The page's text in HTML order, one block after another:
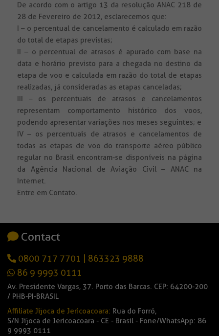
De acordo com o artigo 13 da resolução ANAC 218 de
28 de Fevereiro de 2012, esclarecemos que:
I – o percentual de cancelamento é calculado em razão
do total de etapas previstas;
II – o percentual de atrasos é apurado com base na
data e horário previsto para a chegada no destino da
etapa de voo e calculada em razão do total de etapas
realizadas, já consideradas as etapas canceladas;
III – os percentuais de atrasos e cancelamentos
representam comportamento histórico dos voos,
podendo apresentar variações nos meses seguintes; e
IV – os percentuais de atrasos e cancelamentos de
todas as etapas de voo do transporte aéreo público
regular no Brasil encontram-se disponíveis na página
da Agência Nacional de Aviação Civil – ANAC na
Internet.
Entre em Contato.
Contact
0800 717 7701
863323 9888
86 9 9993 0111
Av. Presidente Vargas, 37. Porto das Barcas. CEP: 64200-200
/ PHB-PI-BRASIL
Affiliate Jijoca de Jericoacoara: Rua do Forró,
S/N Jijoca de Jericoacoara - CE - Brasil - Fone/WhatsApp: 86
9 9993 0111